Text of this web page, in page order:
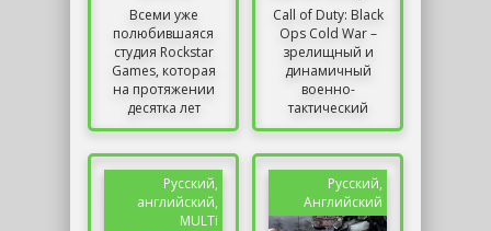
Всеми уже
полюбившаяся
студия Rockstar
Games, которая
на протяжении
десятка лет
радует фанатов
знать в лучшем
свете....
Call of Duty: Black
Ops Cold War –
зрелищный и
динамичный
военно-
тактический
боевик с
знакомыми
состязательными
механиками и...
Русский,
английский,
MULTi
Русский,
Английский